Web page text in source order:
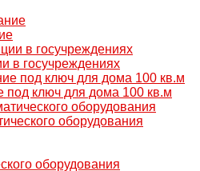
в госучреждениях
под ключ для дома 100 кв.м
оборудования